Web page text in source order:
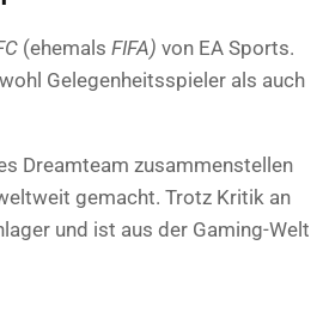
(ehemals FIFA) von EA Sports.
Gelegenheitsspieler als auch
Dreamteam zusammenstellen
gemacht. Trotz Kritik an
und ist aus der Gaming-Welt